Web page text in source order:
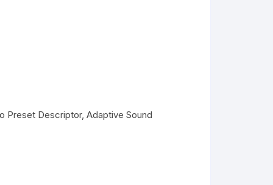
Preset Descriptor, Adaptive Sound